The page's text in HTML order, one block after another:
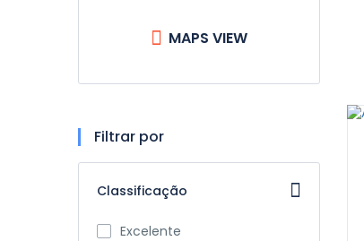
MAPS VIEW
Filtrar por
Classificação
Excelente